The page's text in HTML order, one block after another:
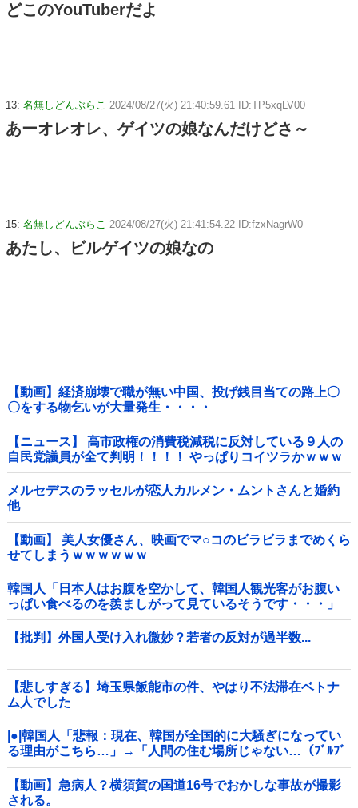
どこのYouTuberだよ
13: 名無しどんぶらこ 2024/08/27(火) 21:40:59.61 ID:TP5xqLV00
あーオレオレ、ゲイツの娘なんだけどさ～
15: 名無しどんぶらこ 2024/08/27(火) 21:41:54.22 ID:fzxNagrW0
あたし、ビルゲイツの娘なの
【動画】経済崩壊で職が無い中国、投げ銭目当ての路上〇
〇をする物乞いが大量発生・・・・
【ニュース】 高市政権の消費税減税に反対している９人の
自民党議員が全て判明！！！！ やっぱりコイツラかｗｗｗ
ｗｗ
メルセデスのラッセルが恋人カルメン・ムントさんと婚約
他
【動画】 美人女優さん、映画でマ○コのビラビラまでめくら
せてしまうｗｗｗｗｗｗ
韓国人「日本人はお腹を空かして、韓国人観光客がお腹い
っぱい食べるのを羨ましがって見ているそうです・・・」
【批判】外国人受け入れ微妙？若者の反対が過半数...
【悲しすぎる】埼玉県飯能市の件、やはり不法滞在ベトナ
ム人でした
|●|韓国人「悲報：現在、韓国が全国的に大騒ぎになってい
る理由がこちら…」→「人間の住む場所じゃない…（ﾌﾞﾙﾌﾞ
ﾙ」＝韓国の反応
【動画】急病人？横須賀の国道16号でおかしな事故が撮影
される。